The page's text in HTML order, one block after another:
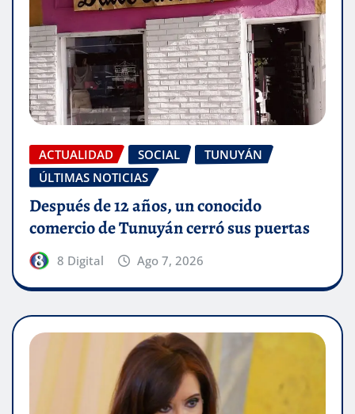
ACTUALIDAD SOCIAL
TUNUYÁN
ÚLTIMAS NOTICIAS
Después de 12 años, un conocido
comercio de Tunuyán cerró sus puertas
8 Digital Ago 7, 2026